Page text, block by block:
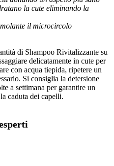
la cute eliminando la
il microcircolo
di Shampoo Rivitalizzante su
delicatamente in cute per
con acqua tiepida, ripetere un
Si consiglia la detersione
a settimana per garantire un
caduta dei capelli.